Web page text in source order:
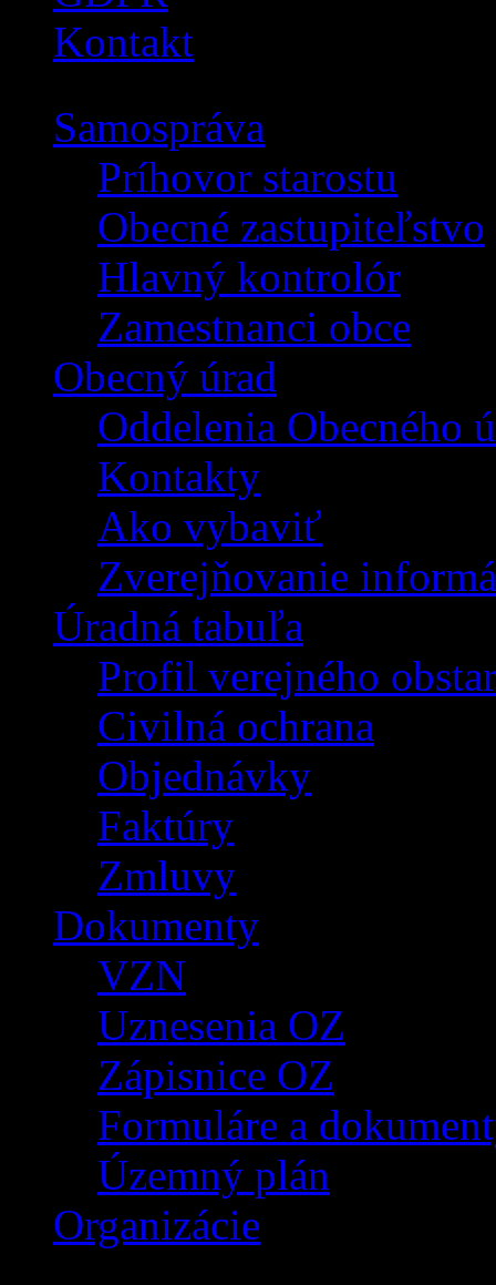
Kontakt
Samospráva
Príhovor starostu
Obecné zastupiteľstvo
Hlavný kontrolór
Zamestnanci obce
Obecný úrad
Oddelenia Obecného
Kontakty
Ako vybaviť
Zverejňovanie
Úradná tabuľa
Profil verejného
Civilná ochrana
Objednávky
Faktúry
Zmluvy
Dokumenty
VZN
Uznesenia OZ
Zápisnice OZ
Formuláre a
Územný plán
Organizácie